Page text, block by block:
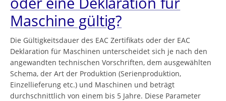
Maschine gültig?
Die Gültigkeitsdauer des EAC Zertifikats oder der EAC
Deklaration für Maschinen unterscheidet sich je nach den
angewandten technischen Vorschriften, dem ausgewählten
Schema, der Art der Produktion (Serienproduktion,
Einzellieferung etc.) und Maschinen und beträgt
durchschnittlich von einem bis 5 Jahre. Diese Parameter